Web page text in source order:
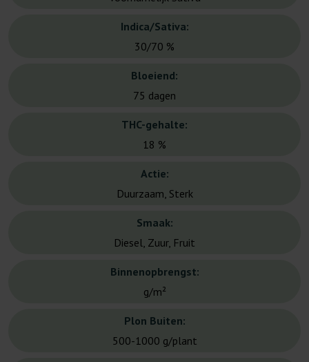
Indica/Sativa:
30/70 %
Bloeiend:
75 dagen
THC-gehalte:
18 %
Actie:
Duurzaam, Sterk
Smaak:
Diesel, Zuur, Fruit
Binnenopbrengst:
g/m²
Plon Buiten:
500-1000 g/plant